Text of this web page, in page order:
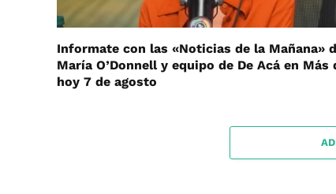
Informate con las «Noticias de la Mañana»
María O’Donnell y equipo de De Acá en Más
hoy 7 de agosto